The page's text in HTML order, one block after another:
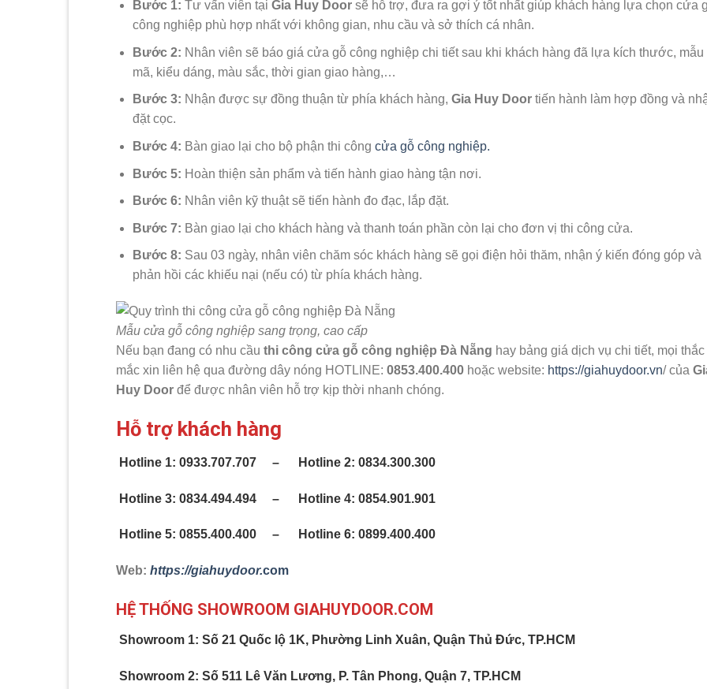
Bước 1: Tư vấn viên tại Gia Huy Doorsẽ hỗ trợ, đưa ra gợi ý tốt nhất giúp khách hàng lựa chọn cửa
công nghiệp phù hợp nhất với không gian, nhu cầu và sở thích cá nhân.
Bước 2: Nhân viên sẽ báo giá cửa gỗ công nghiệp chi tiết sau khi khách hàng đã lựa kích thước, mẫu
mã, kiểu dáng, màu sắc, thời gian giao hàng,…
Bước 3: Nhận được sự đồng thuận từ phía khách hàng, Gia Huy Doortiến hành làm hợp đồng và
đặt cọc.
Bước 4: Bàn giao lại cho bộ phận thi công cửa gỗ công nghiệp.
Bước 5: Hoàn thiện sản phẩm và tiến hành giao hàng tận nơi.
Bước 6: Nhân viên kỹ thuật sẽ tiến hành đo đạc, lắp đặt.
Bước 7: Bàn giao lại cho khách hàng và thanh toán phần còn lại cho đơn vị thi công cửa.
Bước 8: Sau 03 ngày, nhân viên chăm sóc khách hàng sẽ gọi điện hỏi thăm, nhận ý kiến đóng góp và
phản hồi các khiếu nại (nếu có) từ phía khách hàng.
Mẫu cửa gỗ công nghiệp sang trọng, cao cấp
Nếu bạn đang có nhu cầu thi công cửa gỗ công nghiệp Đà Nẵng hay bảng giá dịch vụ chi tiết, mọi thắc
mắc xin liên hệ qua đường dây nóng HOTLINE: 0853.400.400 hoặc website: https://giahuydoor.vn/ của
Huy Door để được nhân viên hỗ trợ kịp thời nhanh chóng.
Hỗ trợ khách hàng
Hotline 1: 0933.707.707 – Hotline 2: 0834.300.300
Hotline 3: 0834.494.494 – Hotline 4: 0854.901.901
Hotline 5: 0855.400.400 – Hotline 6: 0899.400.400
Web: https://giahuydoor.com
HỆ THỐNG SHOWROOM GIAHUYDOOR.COM
Showroom 1: Số 21 Quốc lộ 1K, Phường Linh Xuân, Quận Thủ Đức, TP.HCM
Showroom 2: Số 511 Lê Văn Lương, P. Tân Phong, Quận 7, TP.HCM